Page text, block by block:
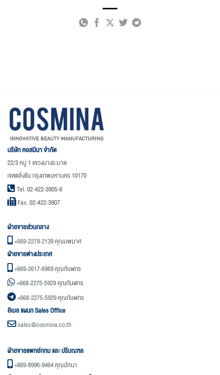
บริษัท คอสมินา จำกัด
22/3 หมู่ 1 แขวงบางระมาด
เขตตลิ่งชัน กรุงเทพมหานคร 10170
Tel. 02-422-3905-6
Fax. 02-422-3907
ฝ่ายขายส่วนกลาง
+669-2279-2139คุณนพมาศ
ฝ่ายขายต่างประเทศ
+669-2617-6969คุณกันฬกร
+668-2275-5929คุณกันฬกร
+668-2275-5929คุณกันฬกร
อิเมล แผนก Sales Office
sales@cosmina.co.th
ฝ่ายขายแพทย์กทม และ ปริมณฑล
+669-8996-9464คุณมัทนา